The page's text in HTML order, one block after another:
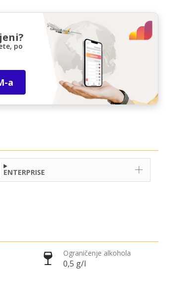
po
a
ENTERPRISE
Ograničenje alkohola
0,5 g/l